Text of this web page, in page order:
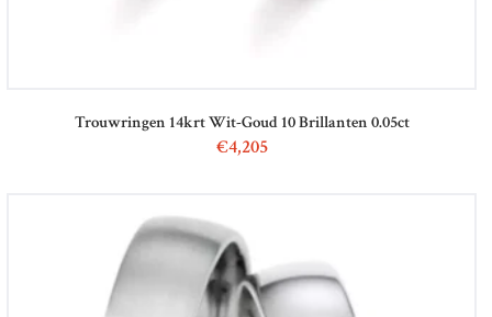
Trouwringen 14krt Wit-Goud 10 Brillanten 0.05ct
€4,205